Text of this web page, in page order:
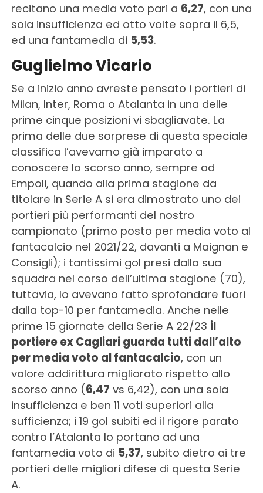
recitano una media voto pari a 6,27, con una
sola insufficienza ed otto volte sopra il 6,5,
ed una fantamedia di 5,53.
Guglielmo Vicario
Se a inizio anno avreste pensato i portieri di
Milan, Inter, Roma o Atalanta in una delle
prime cinque posizioni vi sbagliavate. La
prima delle due sorprese di questa speciale
classifica l’avevamo già imparato a
conoscere lo scorso anno, sempre ad
Empoli, quando alla prima stagione da
titolare in Serie A si era dimostrato uno dei
portieri più performanti del nostro
campionato (primo posto per media voto al
fantacalcio nel 2021/22, davanti a Maignan e
Consigli); i tantissimi gol presi dalla sua
squadra nel corso dell’ultima stagione (70),
tuttavia, lo avevano fatto sprofondare fuori
dalla top-10 per fantamedia. Anche nelle
prime 15 giornate della Serie A 22/23 il
portiere ex Cagliari guarda tutti dall’alto
per media voto al fantacalcio, con un
valore addirittura migliorato rispetto allo
scorso anno (6,47 vs 6,42), con una sola
insufficienza e ben 11 voti superiori alla
sufficienza; i 19 gol subiti ed il rigore parato
contro l’Atalanta lo portano ad una
fantamedia voto di 5,37, subito dietro ai tre
portieri delle migliori difese di questa Serie
A.